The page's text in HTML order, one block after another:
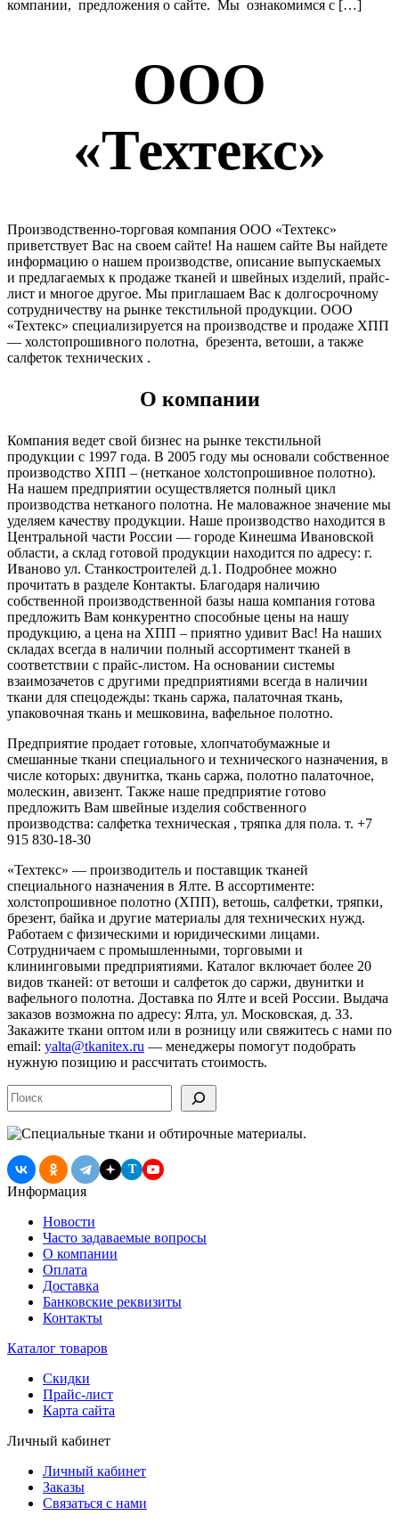
компании, предложения о сайте. Мы ознакомимся с […]
ООО
«Техтекс»
Производственно-торговая компания ООО «Техтекс»
приветствует Вас на своем сайте! На нашем сайте Вы найдете
информацию о нашем производстве, описание выпускаемых
и предлагаемых к продаже тканей и швейных изделий, прайс-
лист и многое другое. Мы приглашаем Вас к долгосрочному
сотрудничеству на рынке текстильной продукции. ООО
«Техтекс» специализируется на производстве и продаже ХПП
— холстопрошивного полотна, брезента, ветоши, а также
салфеток технических .
О компании
Компания ведет свой бизнес на рынке текстильной
продукции с 1997 года. В 2005 году мы основали собственное
производство ХПП – (нетканое холстопрошивное полотно).
На нашем предприятии осуществляется полный цикл
производства нетканого полотна. Не маловажное значение мы
уделяем качеству продукции. Наше производство находится в
Центральной части России — городе Кинешма Ивановской
области, а склад готовой продукции находится по адресу: г.
Иваново ул. Станкостроителей д.1. Подробнее можно
прочитать в разделе Контакты. Благодаря наличию
собственной производственной базы наша компания готова
предложить Вам конкурентно способные цены на нашу
продукцию, а цена на ХПП – приятно удивит Вас! На наших
складах всегда в наличии полный ассортимент тканей в
соответствии с прайс-листом. На основании системы
взаимозачетов с другими предприятиями всегда в наличии
ткани для спецодежды: ткань саржа, палаточная ткань,
упаковочная ткань и мешковина, вафельное полотно.
Предприятие продает готовые, хлопчатобумажные и
смешанные ткани специального и технического назначения, в
числе которых: двунитка, ткань саржа, полотно палаточное,
молескин, авизент. Также наше предприятие готово
предложить Вам швейные изделия собственного
производства: салфетка техническая , тряпка для пола. т. +7
915 830-18-30
«Техтекс» — производитель и поставщик тканей
специального назначения в Ялте. В ассортименте:
холстопрошивное полотно (ХПП), ветошь, салфетки, тряпки,
брезент, байка и другие материалы для технических нужд.
Работаем с физическими и юридическими лицами.
Сотрудничаем с промышленными, торговыми и
клининговыми предприятиями. Каталог включает более 20
видов тканей: от ветоши и салфеток до саржи, двунитки и
вафельного полотна. Доставка по Ялте и всей России. Выдача
заказов возможна по адресу: Ялта, ул. Московская, д. 33.
Закажите ткани оптом или в розницу или свяжитесь с нами по
email: yalta@tkanitex.ru — менеджеры помогут подобрать
нужную позицию и рассчитать стоимость.
Поиск
T
Информация
Новости
Часто задаваемые вопросы
О компании
Оплата
Доставка
Банковские реквизиты
Контакты
Каталог товаров
Скидки
Прайс-лист
Карта сайта
Личный кабинет
Личный кабинет
Заказы
Связаться с нами